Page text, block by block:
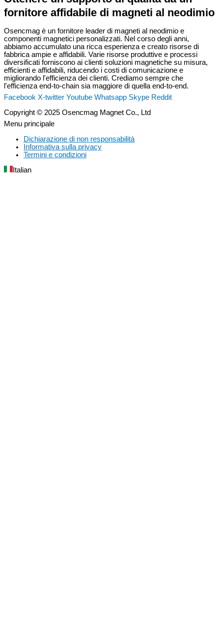
fornitore affidabile di magneti al neodimio
Osencmag è un fornitore leader di magneti al neodimio e
componenti magnetici personalizzati. Nel corso degli anni,
abbiamo accumulato una ricca esperienza e creato risorse di
fabbrica ampie e affidabili. Varie risorse produttive e processi
diversificati forniscono ai clienti soluzioni magnetiche su misura,
efficienti e affidabili, riducendo i costi di comunicazione e
migliorando l'efficienza dei clienti. Crediamo sempre che
l'efficienza end-to-chain sia maggiore di quella end-to-end.
Facebook X-twitter Youtube Whatsapp Skype Reddit
Copyright © 2025 Osencmag Magnet Co., Ltd
Menu principale
Dichiarazione di non responsabilità
Informativa sulla privacy
Termini e condizioni
Italian